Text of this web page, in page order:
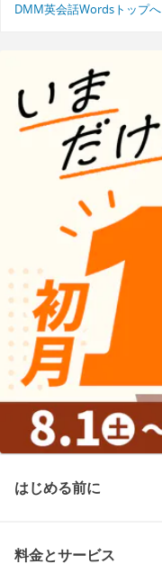
DMM英会話Wordsトップへ
はじめる前に
料金とサービス